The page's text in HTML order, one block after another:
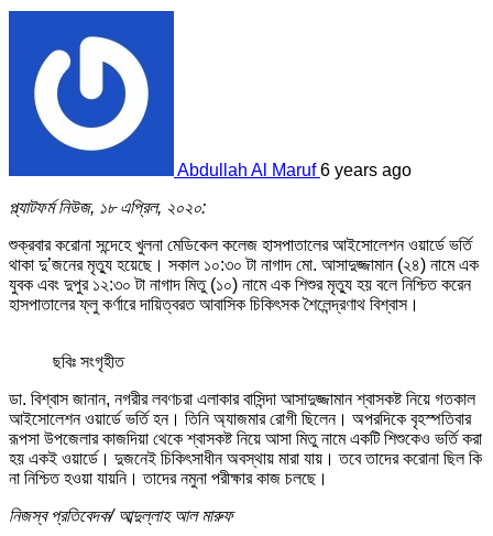
Abdullah Al Maruf 6 years ago
প্ল্যাটফর্ম নিউজ, ১৮ এপ্রিল, ২০২০:
শুক্রবার করোনা সন্দেহে খুলনা মেডিকেল কলেজ হাসপাতালের আইসোলেশন ওয়ার্ডে ভর্তি
থাকা দু’জনের মৃত্যু হয়েছে। সকাল ১০:৩০ টা নাগাদ মো. আসাদুজ্জামান (২৪) নামে এক
যুবক এবং দুপুর ১২:৩০ টা নাগাদ মিতু (১০) নামে এক শিশুর মৃত্যু হয় বলে নিশ্চিত করেন
হাসপাতালের ফ্লু কর্ণারে দায়িত্বরত আবাসিক চিকিৎসক শৈলেন্দ্রণাথ বিশ্বাস।
ছবিঃ সংগৃহীত
ডা. বিশ্বাস জানান, নগরীর লবণচরা এলাকার বাসিন্দা আসাদুজ্জামান শ্বাসকষ্ট নিয়ে গতকাল
আইসোলেশন ওয়ার্ডে ভর্তি হন। তিনি অ্যাজমার রোগী ছিলেন। অপরদিকে বৃহস্পতিবার
রূপসা উপজেলার কাজদিয়া থেকে শ্বাসকষ্ট নিয়ে আসা মিতু নামে একটি শিশুকেও ভর্তি করা
হয় একই ওয়ার্ডে। দুজনেই চিকিৎসাধীন অবস্থায় মারা যায়। তবে তাদের করোনা ছিল কি
না নিশ্চিত হওয়া যায়নি। তাদের নমুনা পরীক্ষার কাজ চলছে।
নিজস্ব প্রতিবেদক/ আব্দুল্লাহ আল মারুফ